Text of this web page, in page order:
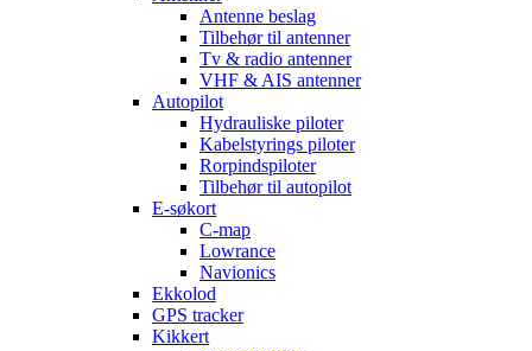
Antenne beslag
Tilbehør til antenner
Tv & radio antenner
VHF & AIS antenner
Autopilot
Hydrauliske piloter
Kabelstyrings piloter
Rorpindspiloter
Tilbehør til autopilot
E-søkort
C-map
Lowrance
Navionics
Ekkolod
GPS tracker
Kikkert